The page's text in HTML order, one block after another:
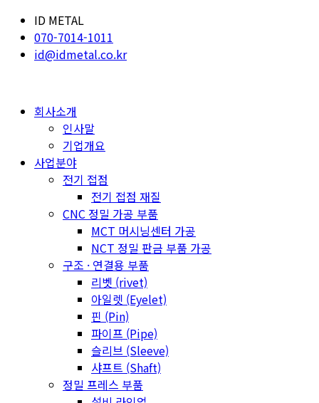
ID METAL
070-7014-1011
id@idmetal.co.kr
회사소개
인사말
기업개요
사업분야
전기 접점
전기 접점 재질
CNC 정밀 가공 부품
MCT 머시닝센터 가공
NCT 정밀 판금 부품 가공
구조 · 연결용 부품
리벳 (rivet)
아일렛 (Eyelet)
핀 (Pin)
파이프 (Pipe)
슬리브 (Sleeve)
샤프트 (Shaft)
정밀 프레스 부품